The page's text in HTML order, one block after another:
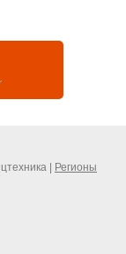
| Регионы